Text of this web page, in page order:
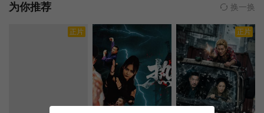
碰到一起，闹出许多事情。少林遭劫难，至善禅师将藏宝图纹在五
务必护送他们前往天地会。但马宁儿被洪熙官打成重伤后，并没有
死，而是变成全身是毒、刀枪不入的怪物，他杀害了天地会总舵
主，并追杀五个孩子……
为你推荐 换一换
正片 正片